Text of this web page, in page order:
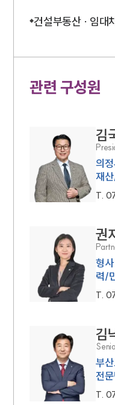
건설부동산 · 임대
관련 구성원
김
의
재
T.
권
형
력/
T.
김
부
전
T.